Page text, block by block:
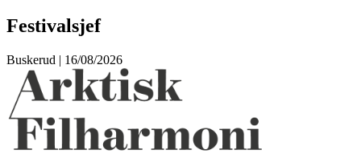
Festivalsjef
Buskerud | 16/08/2026